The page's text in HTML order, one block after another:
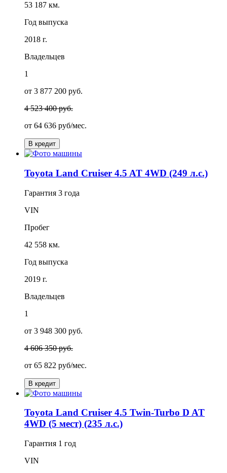
53 187 км.
Год выпуска
2018 г.
Владельцев
1
от 3 877 200 руб.
4 523 400 руб.
от 64 636 руб/мес.
В кредит
Toyota Land Cruiser 4.5 AT 4WD (249 л.с.)
Гарантия 3 года
VIN
Пробег
42 558 км.
Год выпуска
2019 г.
Владельцев
1
от 3 948 300 руб.
4 606 350 руб.
от 65 822 руб/мес.
В кредит
Toyota Land Cruiser 4.5 Twin-Turbo D AT
4WD (5 мест) (235 л.с.)
Гарантия 1 год
VIN